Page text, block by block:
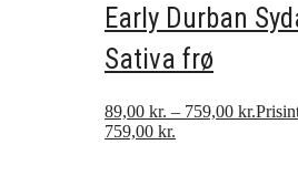
Early Durban
Sativa frø
89,00 kr. – 759,00 kr.
759,00 kr.